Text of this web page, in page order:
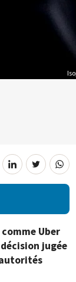
Uber
décision jugée